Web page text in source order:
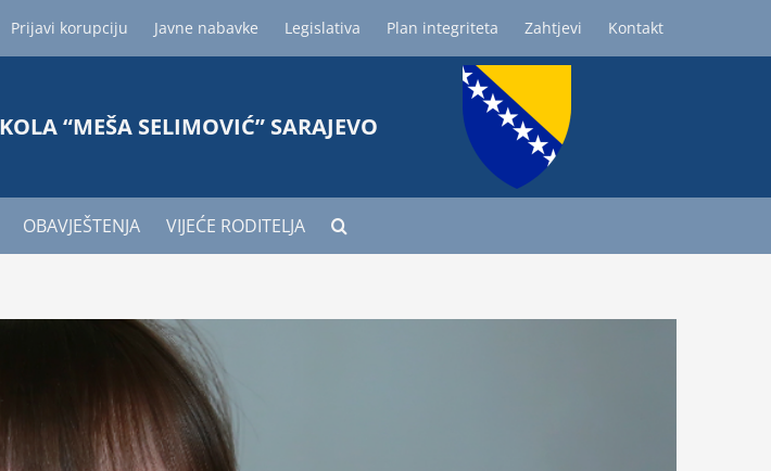
Prijavi korupciju Javne nabavke Legislativa Plan integriteta Zahtjevi Kontakt
“MEŠA SELIMOVIĆ” SARAJEVO
OBAVJEŠTENJA VIJEĆE RODITELJA